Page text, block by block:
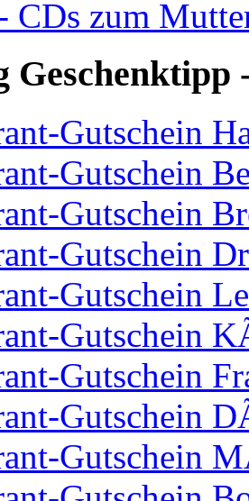
CDs zum
Gutschein
Gutschein
Gutschein
Gutschein
Gutschein
Gutschein
Gutschein
Gutschein
Gutschein